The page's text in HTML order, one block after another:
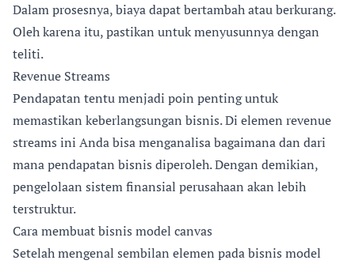
Dalam prosesnya, biaya dapat bertambah atau berkurang.
Oleh karena itu, pastikan untuk menyusunnya dengan
teliti.
Revenue Streams
Pendapatan tentu menjadi poin penting untuk
memastikan keberlangsungan bisnis. Di elemen revenue
streams ini Anda bisa menganalisa bagaimana dan dari
mana pendapatan bisnis diperoleh. Dengan demikian,
pengelolaan sistem finansial perusahaan akan lebih
terstruktur.
Cara membuat bisnis model canvas
Setelah mengenal sembilan elemen pada bisnis model